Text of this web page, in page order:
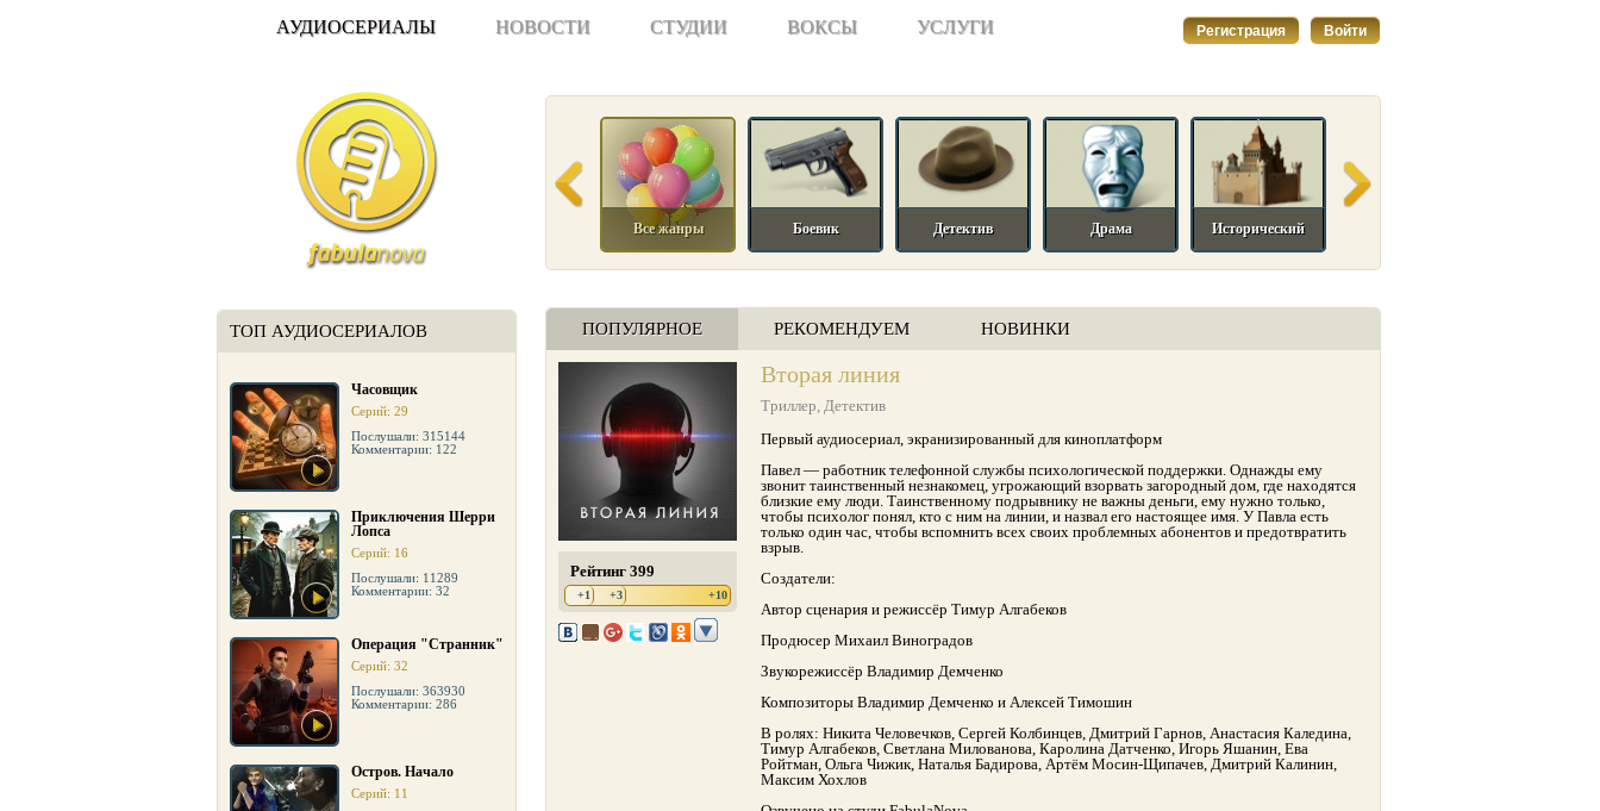
АУДИОСЕРИАЛЫ НОВОСТИ СТУДИИ ВОКСЫ УСЛУГИ Регистрация Войти
ТОП АУДИОСЕРИАЛОВ
Часовщик
Серий: 29
Послушали: 315144
Комментарии: 122
Приключения Шерри
Лопса
Серий: 16
Послушали: 11289
Комментарии: 32
Операция "Странник"
Серий: 32
Послушали: 363930
Комментарии: 286
Остров. Начало
Серий: 11
Все жанры Боевик Детектив Драма Исторический
ПОПУЛЯРНОЕ РЕКОМЕНДУЕМ НОВИНКИ
Рейтинг 399
+1 +3 +10
Вторая линия
Триллер, Детектив
Первый аудиосериал, экранизированный для киноплатформ
Павел — работник телефонной службы психологической поддержки. Однажды ему
звонит таинственный незнакомец, угрожающий взорвать загородный дом, где находятся
близкие ему люди. Таинственному подрывнику не важны деньги, ему нужно только,
чтобы психолог понял, кто с ним на линии, и назвал его настоящее имя. У Павла есть
только один час, чтобы вспомнить всех своих проблемных абонентов и предотвратить
взрыв.
Создатели:
Автор сценария и режиссёр Тимур Алгабеков
Продюсер Михаил Виноградов
Звукорежиссёр Владимир Демченко
Композиторы Владимир Демченко и Алексей Тимошин
В ролях: Никита Человечков, Сергей Колбинцев, Дмитрий Гарнов, Анастасия Каледина,
Тимур Алгабеков, Светлана Милованова, Каролина Датченко, Игорь Яшанин, Ева
Ройтман, Ольга Чижик, Наталья Бадирова, Артём Мосин-Щипачев, Дмитрий Калинин,
Максим Хохлов